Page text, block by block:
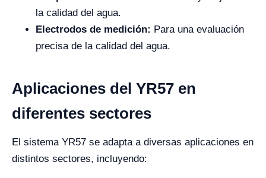
la calidad del agua.
Electrodos de medición: Para una evaluación
precisa de la calidad del agua.
Aplicaciones del YR57 en
diferentes sectores
El sistema YR57 se adapta a diversas aplicaciones en
distintos sectores, incluyendo: